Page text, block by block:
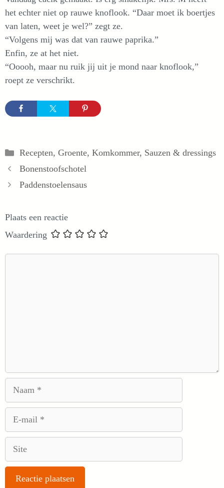
het echter niet op rauwe knoflook. “Daar moet ik boertjes
van laten, weet je wel?” zegt ze.
“Volgens mij was dat van rauwe paprika.”
Enfin, ze at het niet.
“Ooooh, maar nu ruik jij uit je mond naar knoflook,”
roept ze verschrikt.
Categorieën
Recepten, Groente, Komkommer, Sauzen & dressings
Bonenstoofschotel
Paddenstoelensaus
Plaats een reactie
Waardering